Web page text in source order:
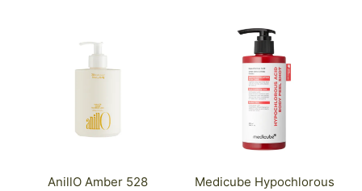
AnillO Amber 528
Medicube Hypochlorous